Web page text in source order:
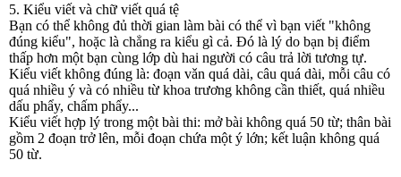
5. Kiểu viết và chữ viết quá tệ
Bạn có thể không đủ thời gian làm bài có thể vì bạn viết "không
đúng kiểu", hoặc là chẳng ra kiểu gì cả. Đó là lý do bạn bị điểm
thấp hơn một bạn cùng lớp dù hai người có câu trả lời tương tự.
Kiểu viết không đúng là: đoạn vǎn quá dài, câu quá dài, mỗi câu có
quá nhiều ý và có nhiều từ khoa trương không cần thiết, quá nhiều
dấu phẩy, chấm phẩy...
Kiểu viết hợp lý trong một bài thi: mở bài không quá 50 từ; thân bài
gồm 2 đoạn trở lên, mỗi đoạn chứa một ý lớn; kết luận không quá
50 từ.